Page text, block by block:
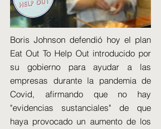
Boris Johnson defendió hoy el plan
Eat Out To Help Out introducido por
su gobierno para ayudar a las
empresas durante la pandemia de
Covid, afirmando que no hay
"evidencias sustanciales" de que
haya provocado un aumento de los